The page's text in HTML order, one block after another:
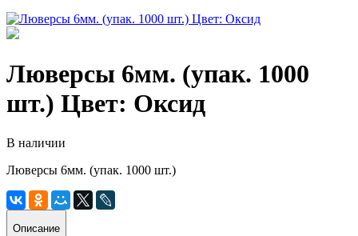
Люверсы 6мм. (упак. 1000
шт.) Цвет: Оксид
В наличии
Люверсы 6мм. (упак. 1000 шт.)
Описание